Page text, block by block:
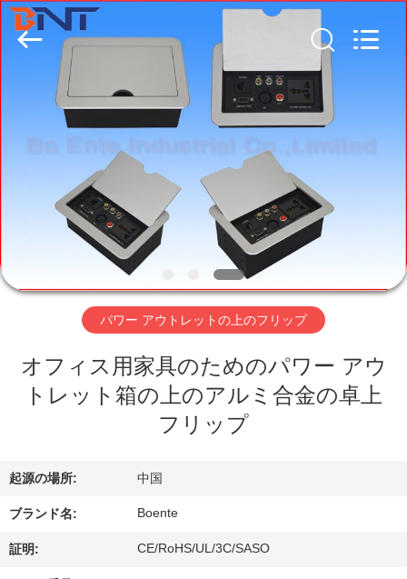
ク
私
つ
い
て
-
2026
Guangzhou
Boente
Technology
パワー アウトレットの上のフリップ
オフィス用家具のためのパワー アウ
トレット箱の上のアルミ合金の卓上
フリップ
起源の場所: 中国
ブランド名: Boente
証明: CE/RoHS/UL/3C/SASO